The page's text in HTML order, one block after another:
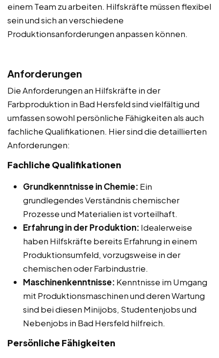
einem Team zu arbeiten. Hilfskräfte müssen flexibel
sein und sich an verschiedene
Produktionsanforderungen anpassen können.
Anforderungen
Die Anforderungen an Hilfskräfte in der
Farbproduktion in Bad Hersfeld sind vielfältig und
umfassen sowohl persönliche Fähigkeiten als auch
fachliche Qualifikationen. Hier sind die detaillierten
Anforderungen:
Fachliche Qualifikationen
Grundkenntnisse in Chemie: Ein
grundlegendes Verständnis chemischer
Prozesse und Materialien ist vorteilhaft.
Erfahrung in der Produktion: Idealerweise
haben Hilfskräfte bereits Erfahrung in einem
Produktionsumfeld, vorzugsweise in der
chemischen oder Farbindustrie.
Maschinenkenntnisse: Kenntnisse im Umgang
mit Produktionsmaschinen und deren Wartung
sind bei diesen Minijobs, Studentenjobs und
Nebenjobs in Bad Hersfeld hilfreich.
Persönliche Fähigkeiten